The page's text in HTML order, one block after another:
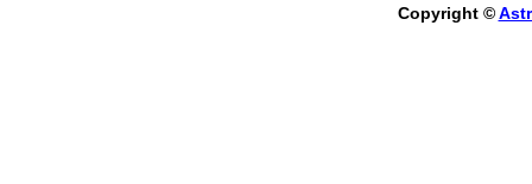
Copyright ©